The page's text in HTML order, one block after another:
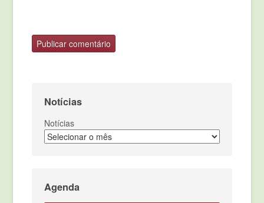
Notícias
Notícias
Agenda